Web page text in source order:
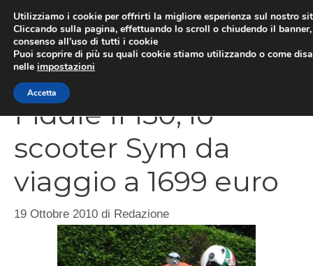
contenuto
Fiddle II 150, lo
scooter Sym da
viaggio a 1699 euro
19 Ottobre 2010 di Redazione
Utilizziamo i cookie per offrirti la migliore esperienza sul nostro
Cliccando sulla pagina, effettuando lo scroll o chiudendo il
consenso all’uso di tutti i cookie
Puoi scoprire di più su quali cookie stiamo utilizzando o come
nelle impostazioni
Accetta